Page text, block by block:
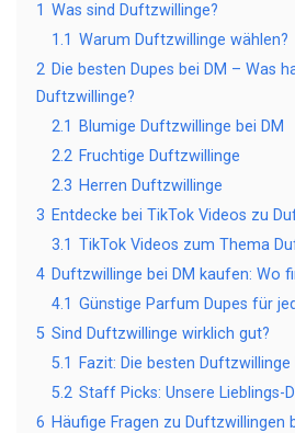
1 Was sind Duftzwillinge?
1.1 Warum Duftzwillinge wählen?
2 Die besten Dupes bei DM – Was
Duftzwillinge?
2.1
Blumige Duftzwillinge bei DM
2.2 Fruchtige Duftzwillinge
2.3 Herren Duftzwillinge
3 Entdecke bei TikTok Videos zu
3.1 TikTok Videos zum Thema
4 Duftzwillinge bei DM kaufen: Wo
4.1 Günstige Parfum Dupes für
5 Sind Duftzwillinge wirklich gut?
5.1
Fazit: Die besten
5.2 Staff Picks: Unsere Lieblings-
6 Häufige Fragen zu Duftzwillingen